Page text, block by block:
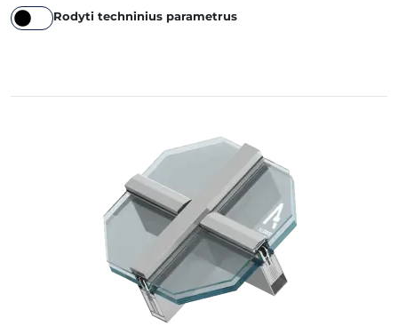
Rodyti techninius parametrus